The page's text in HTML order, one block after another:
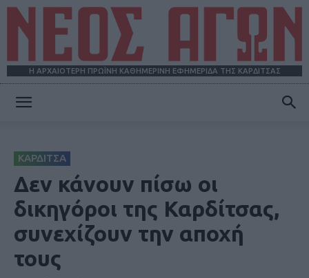
Η ΑΡΧΑΙΟΤΕΡΗ ΠΡΩΪΝΗ ΚΑΘΗΜΕΡΙΝΗ ΕΦΗΜΕΡΙΔΑ ΤΗΣ ΚΑΡΔΙΤΣΑΣ
ΚΑΡΔΙΤΣΑ
Δεν κάνουν πίσω οι
δικηγόροι της Καρδίτσας,
συνεχίζουν την αποχή
τους